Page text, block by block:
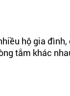
hộ gia
tắm khác